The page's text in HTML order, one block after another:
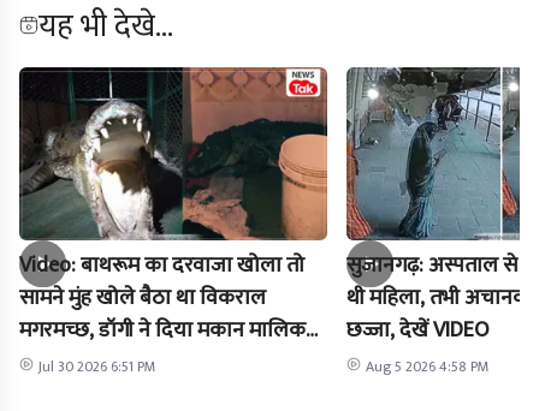
यह भी देखे...
Video: बाथरूम का दरवाजा खोला तो
सामने मुंह खोले बैठा था विकराल
मगरमच्छ, डॉगी ने दिया मकान मालिक
को इशारा
Jul 30 2026 6:51 PM
सुजानगढ़: अस्पताल से
थी महिला, तभी अचानक
छज्जा, देखें VIDEO
Aug 5 2026 4:58 PM